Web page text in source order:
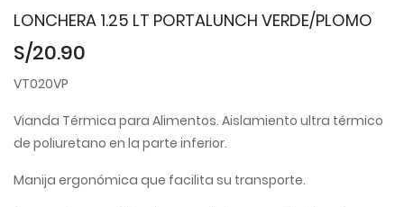
LONCHERA 1.25 LT PORTALUNCH VERDE/PLOMO
S/20.90
VT020VP
Vianda Térmica para Alimentos. Aislamiento ultra térmico
de poliuretano en la parte inferior.
Manija ergonómica que facilita su transporte.